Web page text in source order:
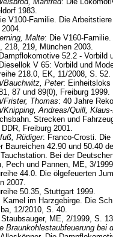
1983.
V100-Familie. Die
Malte: Die V160-
218, 219, München 2003.
52.2 - Vorbild
V 65: Vorbild und
218.0, EK, 11/2008, S. 52.
Bauchwitz, Peter: Einheitsloks
87 und 89(0), Freiburg 1999.
Frister, Thomas: 40 Jahre
Knipping, Andreas/Quill,
Strecken und
Freiburg 2001.
Rüdiger: Franco-Crosti.
Baureichen 42.90 und 50.40
Bei der
Pech und Pannen, ME, 3/
44.0. Die ölgefeuerten
2007.
50.35, Stuttgart 1999.
Kamel im Harzgebirge. Die
12/2010, S. 40.
ME, 2/1999, S.
Braunkohlestaubfeuerung bei